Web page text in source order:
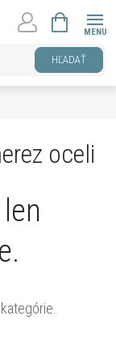
HĽADAŤ
KOŠÍK
oceli